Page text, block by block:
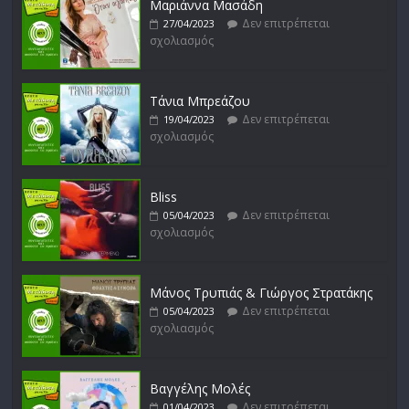
σχολιασμός
Μαριάννα Μασάδη
27/04/2023
Δεν επιτρέπεται
σχολιασμός
Τάνια Μπρεάζου
19/04/2023
Δεν επιτρέπεται
σχολιασμός
Bliss
05/04/2023
Δεν επιτρέπεται
σχολιασμός
Μάνος Τρυπιάς & Γιώργος Στρατάκης
05/04/2023
Δεν επιτρέπεται
σχολιασμός
Βαγγέλης Μολές